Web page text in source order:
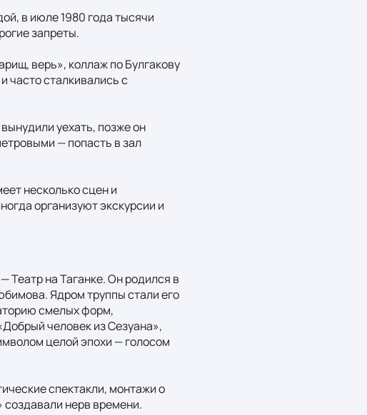
в июле 1980 года тысячи
запреты.
верь», коллаж по Булгакову
часто сталкивались с
уехать, позже он
— попасть в зал
несколько сцен и
организуют экскурсии и
Театр на Таганке. Он родился в
Ядром труппы стали его
смелых форм,
человек из Сезуана»,
целой эпохи — голосом
спектакли, монтажи о
создавали нерв времени.